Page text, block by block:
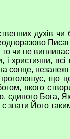
духів чи
не випливає
і християни,
сонце,
що цей
якого
єдиного Бога,
знати Його